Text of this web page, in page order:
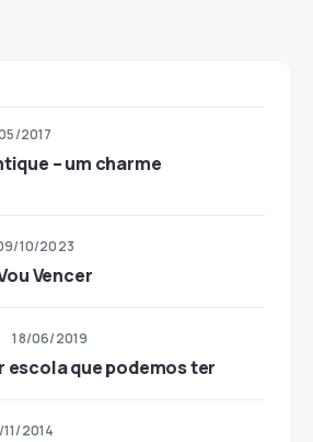
2017
– um charme
10/2023
Vencer
18/06/2019
escola que podemos ter
2014